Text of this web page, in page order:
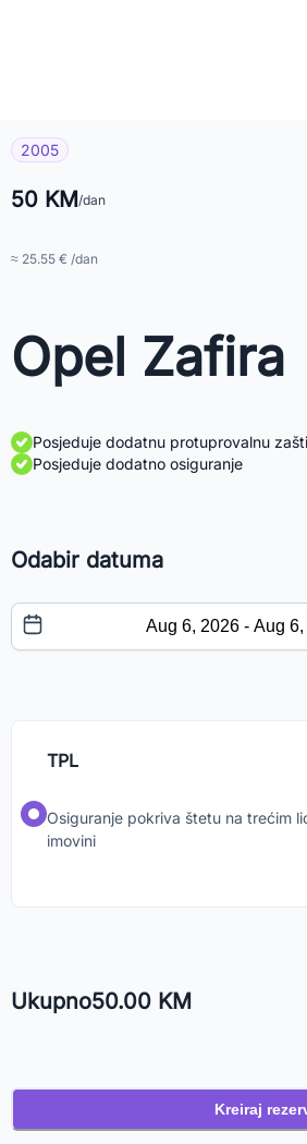
2005
50 KM/dan
≈ 25.55 € /dan
Opel Zafira
Posjeduje dodatnu protuprovalnu
Posjeduje dodatno osiguranje
Odabir datuma
TPL
Osiguranje pokriva štetu na trećim
imovini
Ukupno50.00 KM
Kreiraj